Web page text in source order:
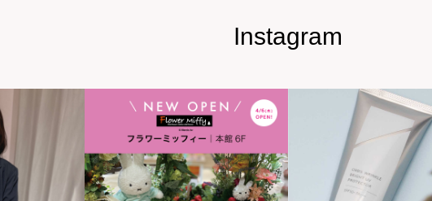
Instagram